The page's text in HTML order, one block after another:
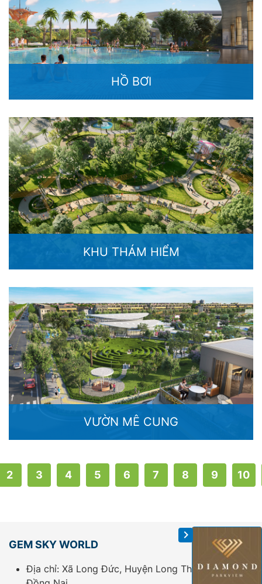
HỒ BƠI
KHU THÁM HIỂM
VƯỜN MÊ CUNG
2 3 4 5 6 7 8 9 10
GEM SKY WORLD
Địa chỉ: Xã Long Đức, Huyện Long Thành, Tỉnh